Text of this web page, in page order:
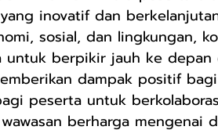
inovatif dan
sosial, dan lingkungan,
untuk berpikir jauh ke depan
dampak positif
peserta untuk
berharga mengenai